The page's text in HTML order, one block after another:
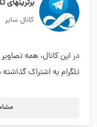
برترینهای
کانال سایر
در این کانال، همه
تلگرام به اشتراک